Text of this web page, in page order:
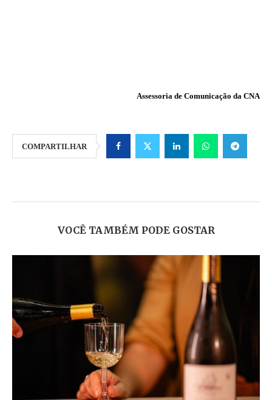
Assessoria de Comunicação da CNA
COMPARTILHAR
VOCÊ TAMBÉM PODE GOSTAR